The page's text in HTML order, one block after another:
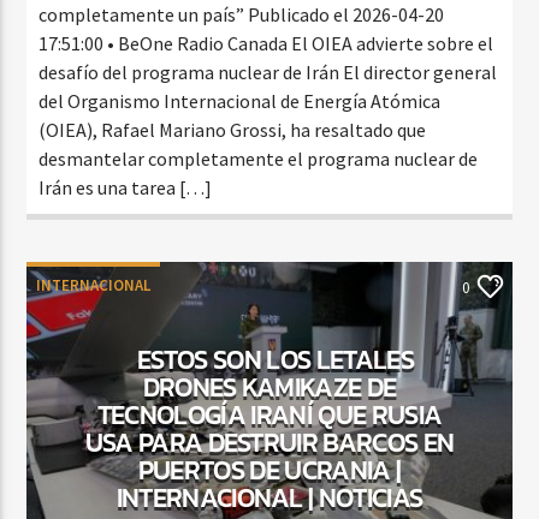
completamente un país” Publicado el 2026-04-20
17:51:00 • BeOne Radio Canada El OIEA advierte sobre el
desafío del programa nuclear de Irán El director general
del Organismo Internacional de Energía Atómica
(OIEA), Rafael Mariano Grossi, ha resaltado que
desmantelar completamente el programa nuclear de
Irán es una tarea […]
INTERNACIONAL 0
ESTOS SON LOS LETALES
DRONES KAMIKAZE DE
TECNOLOGÍA IRANÍ QUE RUSIA
USA PARA DESTRUIR BARCOS EN
PUERTOS DE UCRANIA |
INTERNACIONAL | NOTICIAS